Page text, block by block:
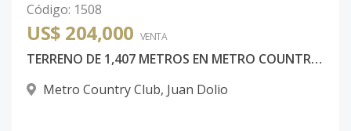
Código: 1508
US$ 204,000 VENTA
TERRENO DE 1,407 METROS EN METRO COUNTRY CLUB JUAN DOLIO
Metro Country Club, Juan Dolio